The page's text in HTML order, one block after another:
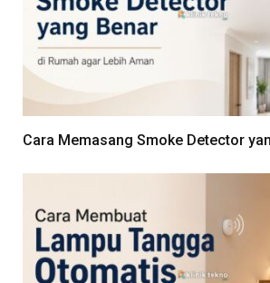
Cara Memasang Smoke Detector